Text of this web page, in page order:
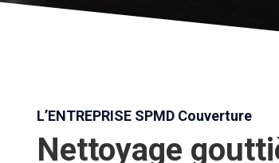
L’ENTREPRISE SPMD Couverture
Nettoyage